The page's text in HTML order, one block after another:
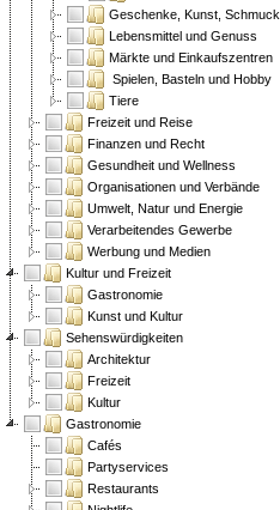
Geschenke, Kunst, Schmuck
Lebensmittel und Genuss
Märkte und Einkaufszentren
Spielen, Basteln und Hobby
Tiere
Freizeit und Reise
Finanzen und Recht
Gesundheit und Wellness
Organisationen und Verbände
Umwelt, Natur und Energie
Verarbeitendes Gewerbe
Werbung und Medien
Kultur und Freizeit
Gastronomie
Kunst und Kultur
Sehenswürdigkeiten
Architektur
Freizeit
Kultur
Gastronomie
Cafés
Partyservices
Restaurants